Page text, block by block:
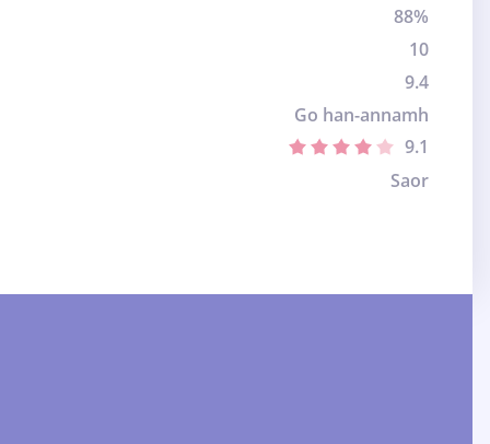
88%
10
9.4
Go han-annamh
9.1
Saor